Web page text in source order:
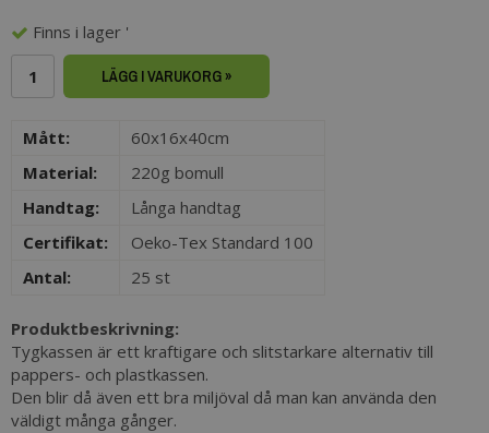
Finns i lager '
LÄGG I VARUKORG »
Mått:
60x16x40cm
Material:
220g bomull
Handtag:
Långa handtag
Certifikat:
Oeko-Tex Standard 100
Antal:
25 st
Produktbeskrivning:
Tygkassen är ett kraftigare och slitstarkare alternativ till
pappers- och plastkassen.
Den blir då även ett bra miljöval då man kan använda den
väldigt många gånger.